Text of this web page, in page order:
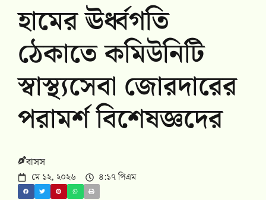
হামের ঊর্ধ্বগতি
ঠেকাতে কমিউনিটি
স্বাস্থ্যসেবা জোরদারের
পরামর্শ বিশেষজ্ঞদের
বাসস
মে ১২, ২০২৬ ৪:১৭ পিএম